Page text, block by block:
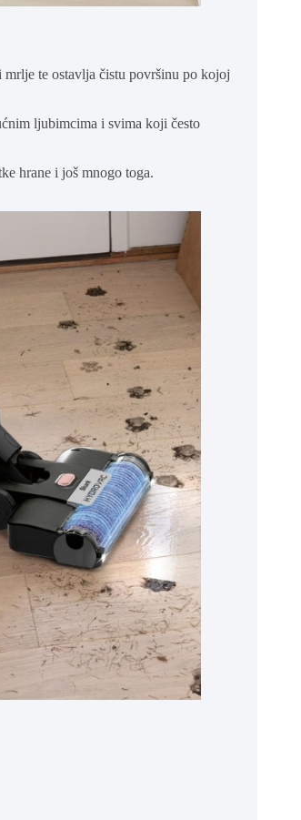
mrlje te ostavlja čistu površinu po kojoj
ljubimcima i svima koji često
hrane i još mnogo toga.